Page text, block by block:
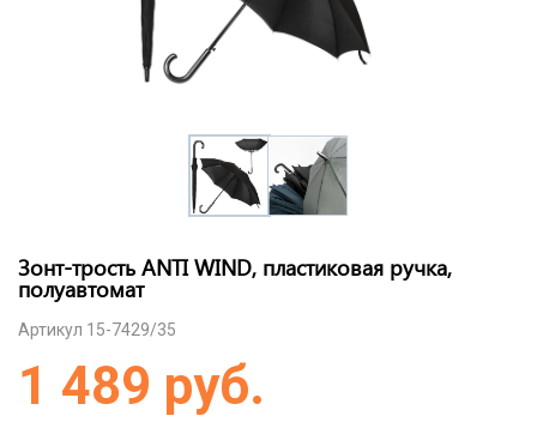
Зонт-трость ANTI WIND, пластиковая ручка,
полуавтомат
Артикул 15-7429/35
1 489 руб.